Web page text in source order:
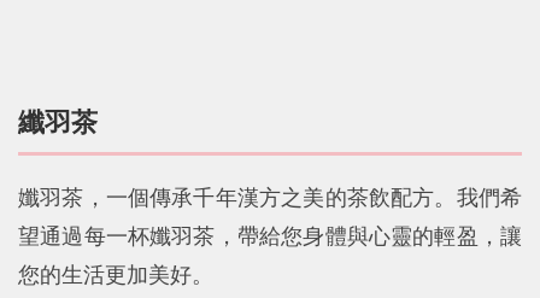
纖羽茶
孅羽茶，一個傳承千年漢方之美的茶飲配方。我們希
望通過每一杯孅羽茶，帶給您身體與心靈的輕盈，讓
您的生活更加美好。